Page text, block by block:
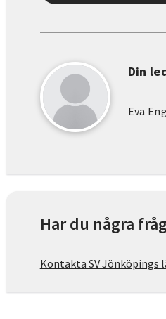
Din
Eva
Har du några
Kontakta SV Jönköpings